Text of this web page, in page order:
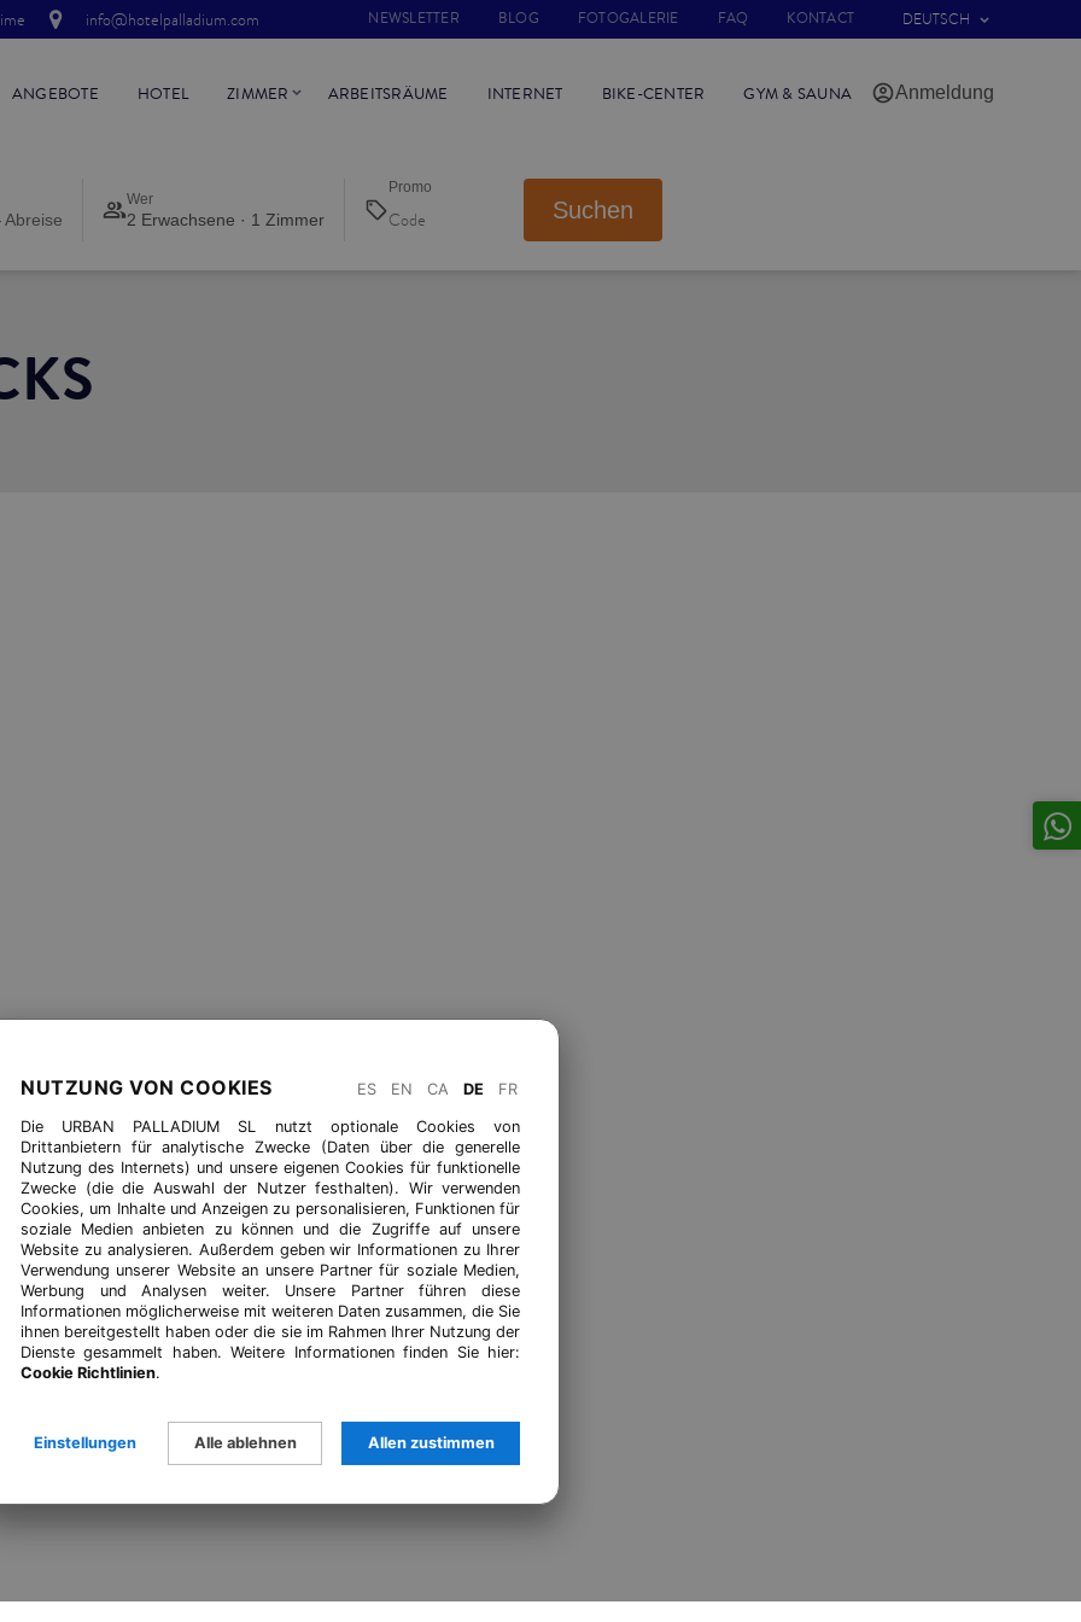
info@hotelpalladium.com NEWSLETTER BLOG FOTOGALERIE FAQ KONTACT DEUTSCH
ANGEBOTE HOTEL ZIMMER ARBEITSRÄUME INTERNET BIKE-CENTER GYM & SAUNA Anmeldung
Wer
2 Erwachsene · 1 Zimmer
Promo
Suchen
ES EN CA DE FR
NUTZUNG VON COOKIES
Die URBAN PALLADIUM SL nutzt optionale Cookies von
Drittanbietern für analytische Zwecke (Daten über die generelle
Nutzung des Internets) und unsere eigenen Cookies für funktionelle
Zwecke (die die Auswahl der Nutzer festhalten). Wir verwenden
Cookies, um Inhalte und Anzeigen zu personalisieren, Funktionen für
soziale Medien anbieten zu können und die Zugriffe auf unsere
Website zu analysieren. Außerdem geben wir Informationen zu Ihrer
Verwendung unserer Website an unsere Partner für soziale Medien,
Werbung und Analysen weiter. Unsere Partner führen diese
Informationen möglicherweise mit weiteren Daten zusammen, die Sie
ihnen bereitgestellt haben oder die sie im Rahmen Ihrer Nutzung der
Dienste gesammelt haben. Weitere Informationen finden Sie hier:
Cookie Richtlinien.
Einstellungen Alle ablehnen Allen zustimmen